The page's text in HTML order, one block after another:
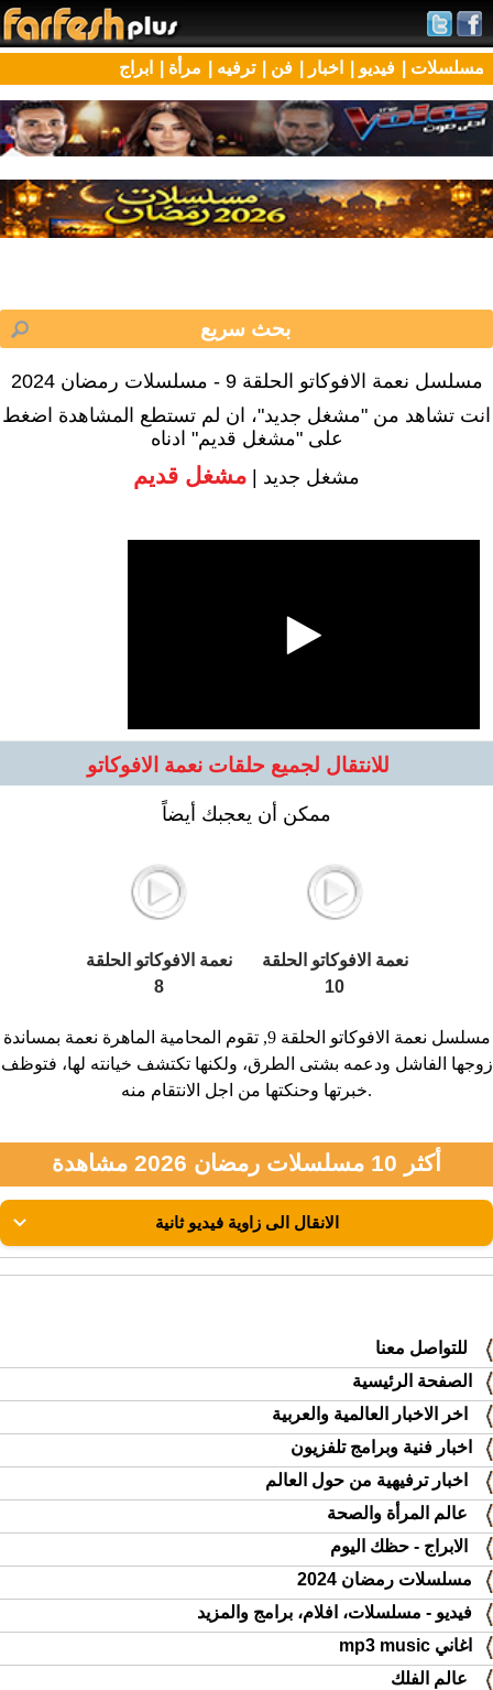
مسلسلات | فيديو | اخبار | فن | ترفيه | مرأة | ابراج
مسلسل نعمة الافوكاتو الحلقة 9 - مسلسلات رمضان 2024
انت تشاهد من "مشغل جديد"، ان لم تستطع المشاهدة اضغط
على "مشغل قديم" ادناه
مشغل جديد | مشغل قديم
للانتقال لجميع حلقات نعمة الافوكاتو
ممكن أن يعجبك أيضاً
نعمة الافوكاتو الحلقة
10
نعمة الافوكاتو الحلقة
8
مسلسل نعمة الافوكاتو الحلقة 9, تقوم المحامية الماهرة نعمة بمساندة
زوجها الفاشل ودعمه بشتى الطرق، ولكنها تكتشف خيانته لها، فتوظف
خبرتها وحنكتها من اجل الانتقام منه.
أكثر 10 مسلسلات رمضان 2026 مشاهدة
للتواصل معنا
الصفحة الرئيسية
اخر الاخبار العالمية والعربية
اخبار فنية وبرامج تلفزيون
اخبار ترفيهية من حول العالم
عالم المرأة والصحة
الابراج - حظك اليوم
مسلسلات رمضان 2024
فيديو - مسلسلات، افلام، برامج والمزيد
اغاني mp3 music
عالم الفلك